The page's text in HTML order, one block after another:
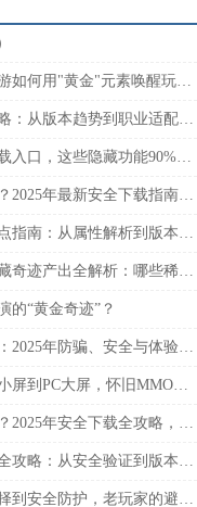
"黄金"元素唤醒玩家十年记忆？
职业适配，新手必看的属性分配指南
这些隐藏功能90%玩家不知道
下载指南，附模拟器选择与防坑技巧
属性解析到版本适配的最优方案
全解析：哪些稀有道具值得蹲守？
的“黄金奇迹”？
年防骗、安全与体验提升指南
屏，怀旧MMORPG的新打开方式
下载全攻略，避坑指南看这篇就够
安全验证到版本选择，一篇搞定
全防护，老玩家的避坑指南